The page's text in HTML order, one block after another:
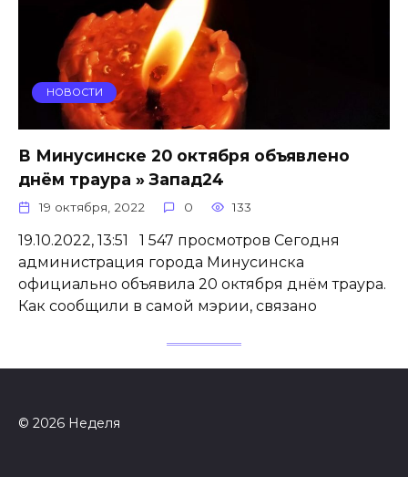
НОВОСТИ
В Минусинске 20 октября объявлено
днём траура » Запад24
19 октября, 2022 0 133
19.10.2022, 13:51 1 547 просмотров Сегодня
администрация города Минусинска
официально объявила 20 октября днём траура.
Как сообщили в самой мэрии, связано
© 2026 Неделя